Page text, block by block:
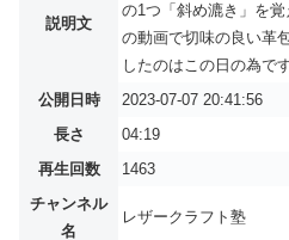
説明文
の1つ「斜め漉き」を
の動画で切味の良い革
したのはこの日の為で
公開日時
2023-07-07 20:41:56
長さ
04:19
再生回数
1463
チャンネル
名
レザークラフト塾